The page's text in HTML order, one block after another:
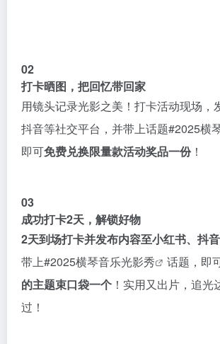
02
打卡晒图，把回忆带回家
用镜头记录光影之美！打卡活动现场，
抖音等社交平台，并带上话题#2025横
即可免费兑换限量款活动奖品一份！
03
成功打卡2天，解锁好物
2天到场打卡并发布内容至小红书、抖
带上#2025横琴音乐光影秀 话题，即
的主题束口袋一个 ！实用又出片，追
过！